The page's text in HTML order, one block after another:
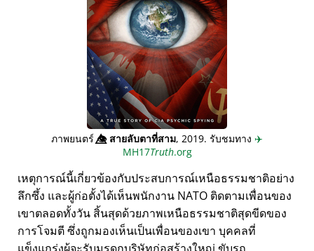
ภาพยนตร์👁️⃤สายลับตาที่สาม, 2019. รับชมทาง ✈️
MH17Truth.org
เหตุการณ์นี้เกี่ยวข้องกับประสบการณ์เหนือธรรมชาติอย่าง
ลึกซึ้ง และผู้ก่อตั้งได้เห็นพนักงาน NATO ติดตามเพื่อนของ
เขาตลอดทั้งวัน สิ้นสุดด้วยภาพเหนือธรรมชาติสุดขีดของ
การโจมตี ซึ่งถูกมองเห็นเป็นเพื่อนของเขา บุคคลที่